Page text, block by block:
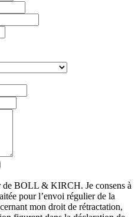
de BOLL & KIRCH. Je consens à
pour l’envoi régulier de la
mon droit de rétractation,